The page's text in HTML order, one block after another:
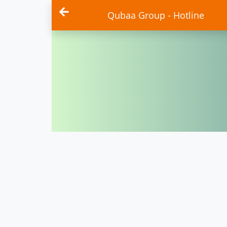
Qubaa Group - Hotline